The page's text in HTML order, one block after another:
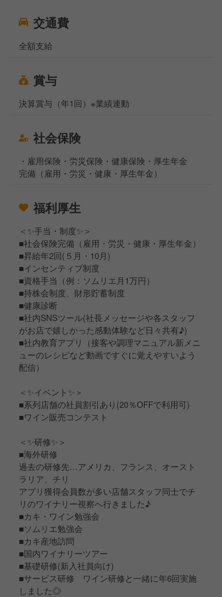
交通費
全額支給
賞与
決算賞与（年1回）※業績連動
社会保険
・雇用保険・労災保険・健康保険・厚生年金
完備（雇用・労災・健康・厚生年金）
福利厚生
＜✨手当・制度✨＞
■社会保険完備（雇用・労災・健康・厚生年金）
■昇給年2回(５月・10月)
■インセンティブ制度
■資格手当（例：ソムリエ月1万円）
■持株会制度、財形貯蓄制度
■健康診断
■社内SNSツール(社長メッセージや各スタッフ
がお店で嬉しかった感動体験など日々共有♪)
■社内教育アプリ（接客や調理マニュアル新メニ
ューのレシピなど動画ですぐに覚えやすいよう
配信）
＜✨イベント✨＞
■系列店舗の社員割引あり(20％OFFで利用可)
■ワイン販売コンテスト
＜✨研修✨＞
■海外研修
過去の研修先…アメリカ、フランス、オースト
ラリア、チリ
アプリ獲得会員数が多い店舗スタッフ同士でチ
リのワイナリー視察へ行きました♪
■カキ・ワイン勉強会
■ソムリエ勉強会
■カキ産地訪問
■国内ワイナリーツアー
■基礎研修(新入社員向け)
■サービス研修 ワイン研修と一緒に年6回実施
しました◎